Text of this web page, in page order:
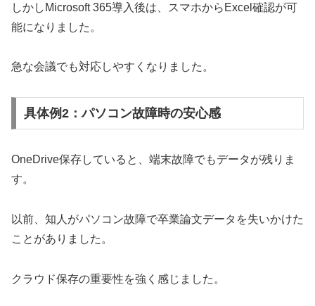
しかしMicrosoft 365導入後は、スマホからExcel確認が可
能になりました。
急な会議でも対応しやすくなりました。
具体例2：パソコン故障時の安心感
OneDrive保存していると、端末故障でもデータが残りま
す。
以前、知人がパソコン故障で卒業論文データを失いかけた
ことがありました。
クラウド保存の重要性を強く感じました。